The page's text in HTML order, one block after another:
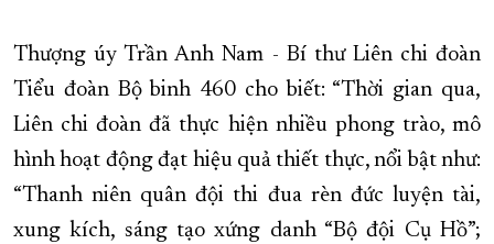
Thượng úy Trần Anh Nam - Bí thư Liên chi đoàn
Tiểu đoàn Bộ binh 460 cho biết: “Thời gian qua,
Liên chi đoàn đã thực hiện nhiều phong trào, mô
hình hoạt động đạt hiệu quả thiết thực, nổi bật như:
“Thanh niên quân đội thi đua rèn đức luyện tài,
xung kích, sáng tạo xứng danh “Bộ đội Cụ Hồ”;